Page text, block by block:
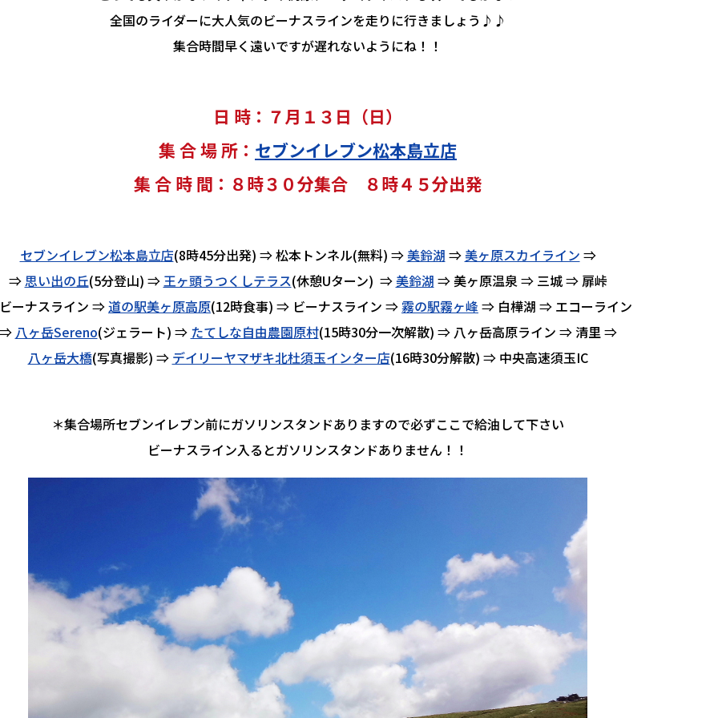
全国のライダーに大人気のビーナスラインを走りに行きましょう♪♪
集合時間早く遠いですが遅れないようにね！！
日 時：７月１３日（日）
集 合 場 所： セブンイレブン松本島立店
集 合 時 間：８時３０分集合 ８時４５分出発
セブンイレブン松本島立店(8時45分出発) ⇒ 松本トンネル(無料) ⇒美鈴湖 ⇒美ヶ原スカイライン ⇒
⇒ 思い出の丘(5分登山) ⇒ 王ヶ頭うつくしテラス(休憩Uターン) ⇒美鈴湖 ⇒ 美ヶ原温泉 ⇒ 三城 ⇒ 扉峠
ーナスライン ⇒道の駅美ヶ原高原(12時食事) ⇒ ビーナスライン ⇒霧の駅霧ヶ峰 ⇒ 白樺湖 ⇒ エコーライン
八ヶ岳Sereno(ジェラート) ⇒ たてしな自由農園原村(15時30分一次解散) ⇒ 八ヶ岳高原ライン ⇒ 清里 ⇒
八ヶ岳大橋(写真撮影) ⇒ デイリーヤマザキ北杜須玉インター店(16時30分解散) ⇒ 中央高速須玉IC
＊集合場所セブンイレブン前にガソリンスタンドありますので必ずここで給油して下さい
ビーナスライン入るとガソリンスタンドありません！！